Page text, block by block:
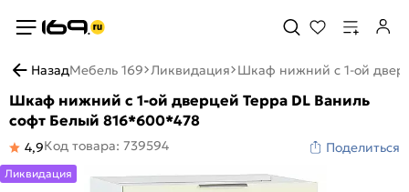
НазадМебель 169 Ликвидация Шкаф нижний с 1-ой
Шкаф нижний с 1-ой дверцей Терра DL Ваниль
софт Белый 816*600*478
4,9Код товара: 739594 Поделиться
Ликвидация